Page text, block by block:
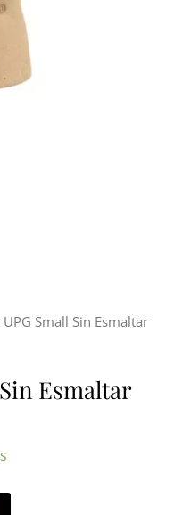
Small Sin Esmaltar
Esmaltar